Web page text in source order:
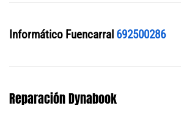
Informático Fuencarral 692500286
Reparación Dynabook